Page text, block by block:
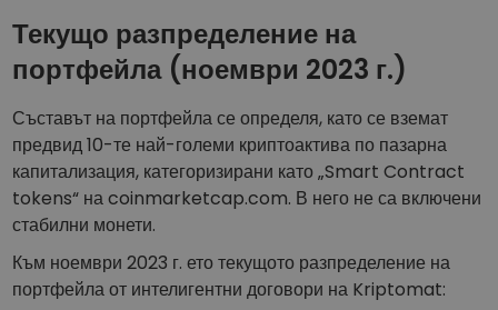
Текущо разпределение на
портфейла (ноември 2023 г.)
Съставът на портфейла се определя, като се вземат
предвид 10-те най-големи криптоактива по пазарна
капитализация, категоризирани като „Smart Contract
tokens“ на coinmarketcap.com. В него не са включени
стабилни монети.
Към ноември 2023 г. ето текущото разпределение на
портфейла от интелигентни договори на Kriptomat: